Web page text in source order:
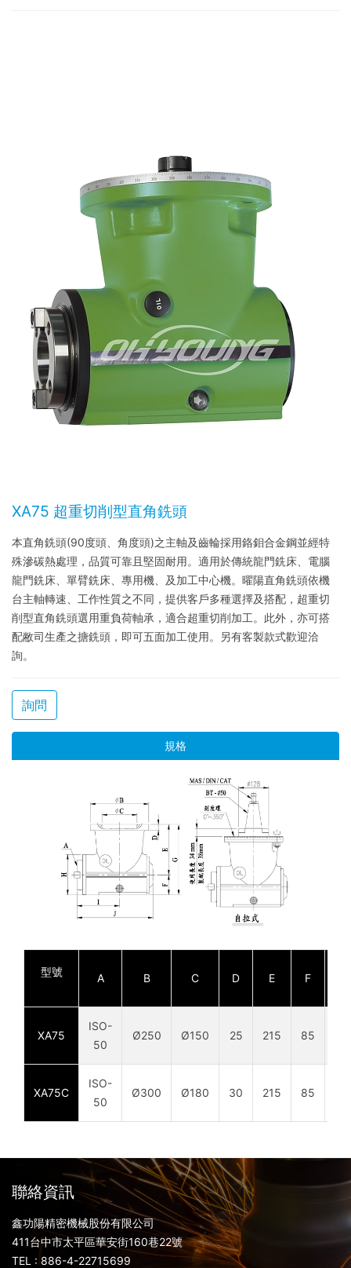
XA75 超重切削型直角銑頭
本直角銑頭(90度頭、角度頭)之主軸及齒輪採用鉻鉬合金鋼並經特
殊滲碳熱處理，品質可靠且堅固耐用。適用於傳統龍門銑床、電腦
龍門銑床、單臂銑床、專用機、及加工中心機。曜陽直角銑頭依機
台主軸轉速、工作性質之不同，提供客戶多種選擇及搭配，超重切
削型直角銑頭選用重負荷軸承，適合超重切削加工。此外，亦可搭
配敝司生產之搪銑頭，即可五面加工使用。另有客製款式歡迎洽
詢。
詢問
規格
型號 A B C D E F
XA75
ISO-
50
Ø250 Ø150 25 215 85
XA75C
ISO-
50
Ø300 Ø180 30 215 85
聯絡資訊
鑫功陽精密機械股份有限公司
411台中市太平區華安街160巷22號
TEL : 886-4-22715699